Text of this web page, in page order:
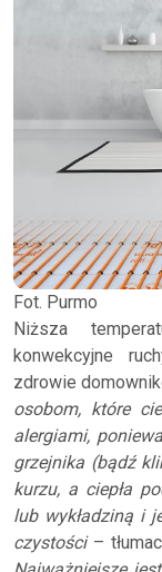
Fot. Purmo
Niższa
konwekcyjne
zdrowie
osobom, które
alergiami,
grzejnika (bądź
kurzu, a ciepła
lub wykładziną i
czystości–